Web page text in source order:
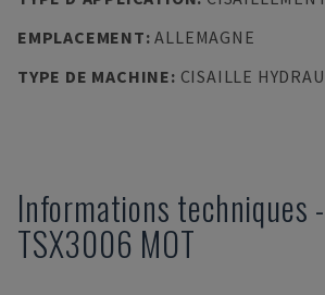
EMPLACEMENT:ALLEMAGNE
TYPE DE MACHINE: CISAILLE
Informations techniques -
TSX3006 MOT